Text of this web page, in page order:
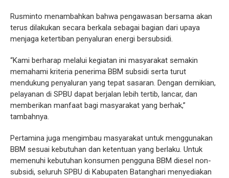
Rusminto menambahkan bahwa pengawasan bersama akan
terus dilakukan secara berkala sebagai bagian dari upaya
menjaga ketertiban penyaluran energi bersubsidi.
“Kami berharap melalui kegiatan ini masyarakat semakin
memahami kriteria penerima BBM subsidi serta turut
mendukung penyaluran yang tepat sasaran. Dengan demikian,
pelayanan di SPBU dapat berjalan lebih tertib, lancar, dan
memberikan manfaat bagi masyarakat yang berhak,”
tambahnya.
Pertamina juga mengimbau masyarakat untuk menggunakan
BBM sesuai kebutuhan dan ketentuan yang berlaku. Untuk
memenuhi kebutuhan konsumen pengguna BBM diesel non-
subsidi, seluruh SPBU di Kabupaten Batanghari menyediakan